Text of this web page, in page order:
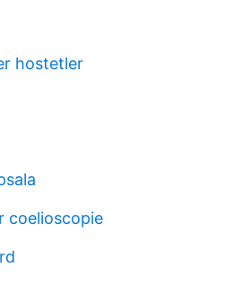
hostetler
coelioscopie